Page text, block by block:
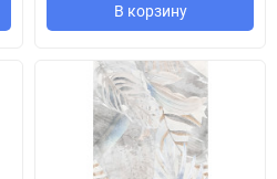
В корзину